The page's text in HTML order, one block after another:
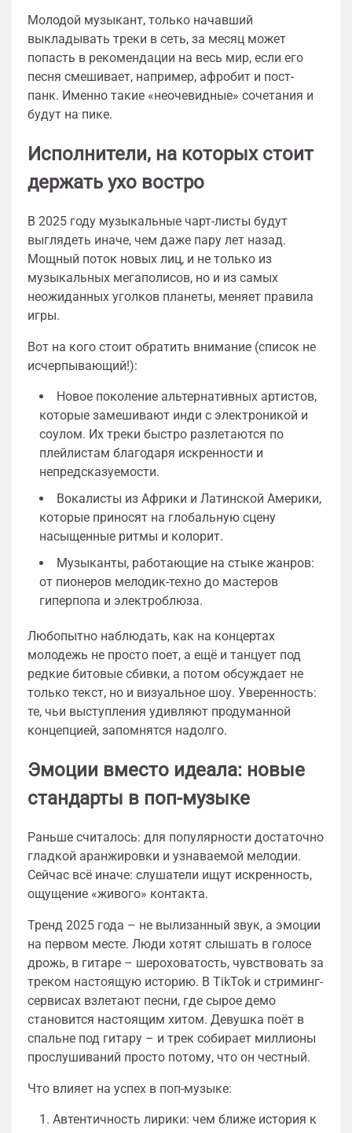
Молодой музыкант, только начавший
выкладывать треки в сеть, за месяц может
попасть в рекомендации на весь мир, если его
песня смешивает, например, афробит и пост-
панк. Именно такие «неочевидные» сочетания и
будут на пике.
Исполнители, на которых стоит
держать ухо востро
В 2025 году музыкальные чарт-листы будут
выглядеть иначе, чем даже пару лет назад.
Мощный поток новых лиц, и не только из
музыкальных мегаполисов, но и из самых
неожиданных уголков планеты, меняет правила
игры.
Вот на кого стоит обратить внимание (список не
исчерпывающий!):
Новое поколение альтернативных артистов,
которые замешивают инди с электроникой и
соулом. Их треки быстро разлетаются по
плейлистам благодаря искренности и
непредсказуемости.
Вокалисты из Африки и Латинской Америки,
которые приносят на глобальную сцену
насыщенные ритмы и колорит.
Музыканты, работающие на стыке жанров:
от пионеров мелодик-техно до мастеров
гиперпопа и электроблюза.
Любопытно наблюдать, как на концертах
молодежь не просто поет, а ещё и танцует под
редкие битовые сбивки, а потом обсуждает не
только текст, но и визуальное шоу. Уверенность:
те, чьи выступления удивляют продуманной
концепцией, запомнятся надолго.
Эмоции вместо идеала: новые
стандарты в поп-музыке
Раньше считалось: для популярности достаточно
гладкой аранжировки и узнаваемой мелодии.
Сейчас всё иначе: слушатели ищут искренность,
ощущение «живого» контакта.
Тренд 2025 года – не вылизанный звук, а эмоции
на первом месте. Люди хотят слышать в голосе
дрожь, в гитаре – шероховатость, чувствовать за
треком настоящую историю. В TikTok и стриминг-
сервисах взлетают песни, где сырое демо
становится настоящим хитом. Девушка поёт в
спальне под гитару – и трек собирает миллионы
прослушиваний просто потому, что он честный.
Что влияет на успех в поп-музыке:
Автентичность лирики: чем ближе история к